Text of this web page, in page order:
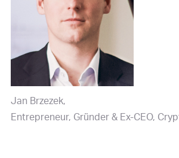
Jan Brzezek
Entrepreneur, Gründer & Ex-CEO,